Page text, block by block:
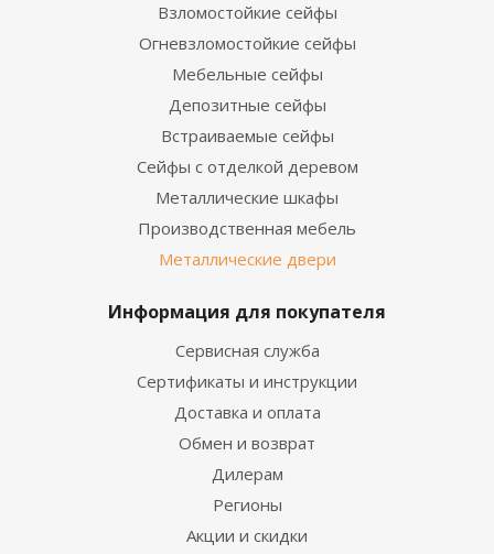
Взломостойкие сейфы
Огневзломостойкие сейфы
Мебельные сейфы
Депозитные сейфы
Встраиваемые сейфы
Сейфы с отделкой деревом
Металлические шкафы
Производственная мебель
Металлические двери
Информация для покупателя
Сервисная служба
Сертификаты и инструкции
Доставка и оплата
Обмен и возврат
Дилерам
Регионы
Акции и скидки